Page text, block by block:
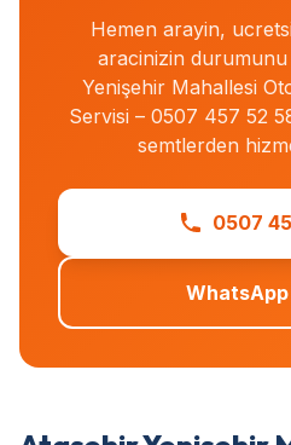
Hemen arayin,
aracinizin
Yenişehir Mahallesi
Servisi – 0507 457 52
semtlerden
0507
WhatsApp